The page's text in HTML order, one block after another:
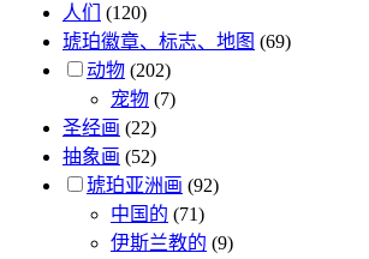
人们
(120)
琥珀徽章、标志、地图 (69)
动物 (202)
宠物 (7)
圣经画 (22)
抽象画 (52)
琥珀亚洲画 (92)
中国的 (71)
伊斯兰教的 (9)